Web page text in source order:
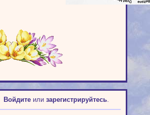
Войдитеили зарегистрируйтесь.